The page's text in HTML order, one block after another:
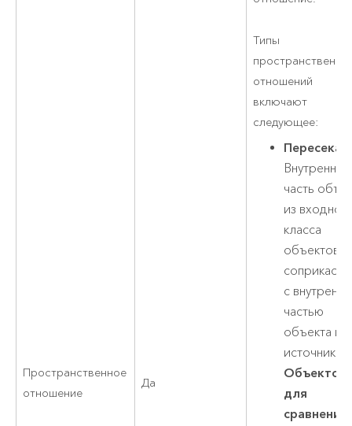
Пространственное
отношение
Да
Типы
отношений
включают
следующее:
Внутренняя
часть
из
класса
объектов
с
частью
объекта из
источника
Объектов
для
сравнения